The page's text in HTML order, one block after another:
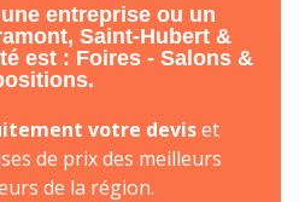
entreprise ou un
Saint-Hubert &
est : Foires - Salons &
votre deviset
de prix des meilleurs
de la région.